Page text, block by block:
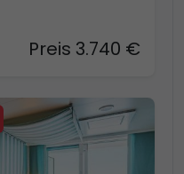
Preis 3.740 €